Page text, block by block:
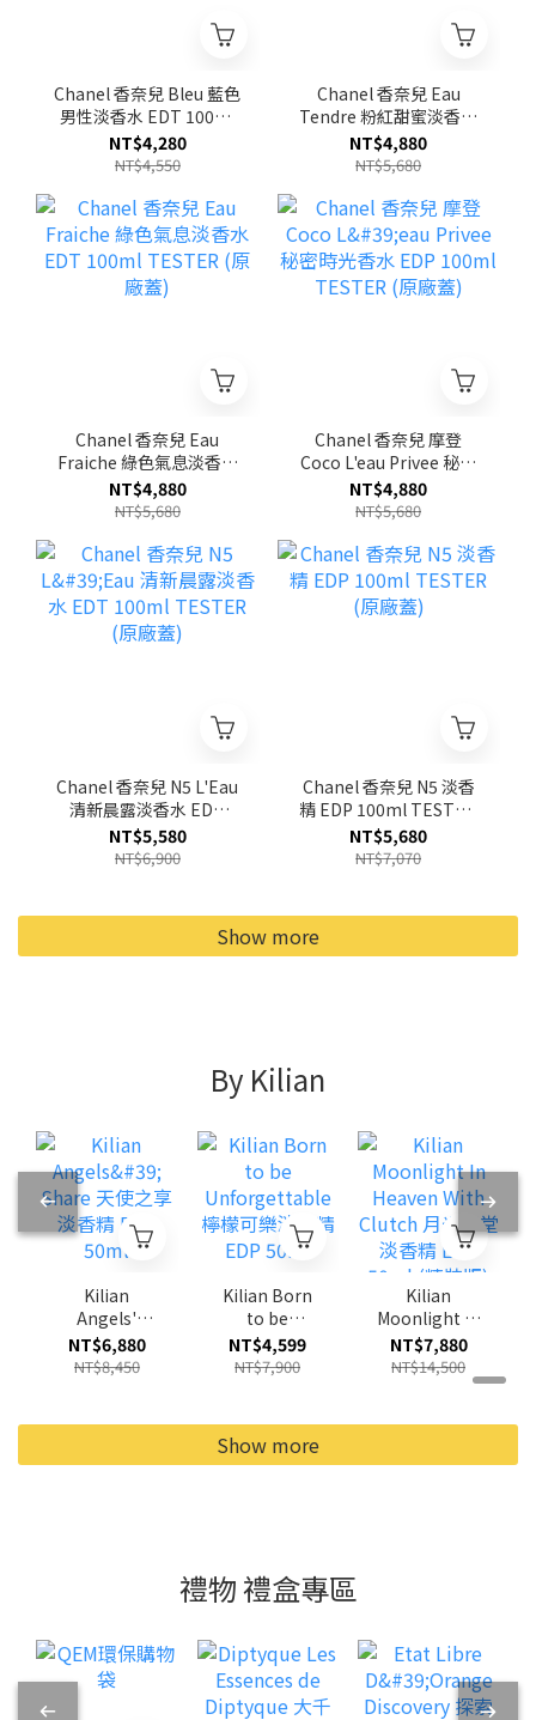
Chanel 香奈兒 Bleu 藍色
男性淡香水 EDT 100ml
TESTER (原廠蓋)
NT$4,280
NT$4,550
Chanel 香奈兒 Eau
Tendre 粉紅甜蜜淡香水
EDT 100ml TESTER (原
廠蓋)
NT$4,880
NT$5,680
Chanel 香奈兒 Eau
Fraiche 綠色氣息淡香水
EDT 100ml TESTER (原
廠蓋)
NT$4,880
NT$5,680
Chanel 香奈兒 摩登
Coco L'eau Privee 秘密
時光香水 EDP 100ml
TESTER (原廠蓋)
NT$4,880
NT$5,680
Chanel 香奈兒 N5 L'Eau
清新晨露淡香水 EDT
100ml TESTER (原廠蓋)
NT$5,580
NT$6,900
Chanel 香奈兒 N5 淡香
精 EDP 100ml TESTER
(原廠蓋)
NT$5,680
NT$7,070
Show more
By Kilian
Kilian
Angels'
Share 天使之
享淡香精 EDP
NT$6,880
NT$8,450
Kilian Born
to be
Unforgettab
le 檸檬可樂淡
NT$4,599
NT$7,900
Kilian
Moonlight In
Heaven With
Clutch 月光天
堂淡香精 EDP
版)
NT$7,880
NT$14,500
Show more
禮物 禮盒專區